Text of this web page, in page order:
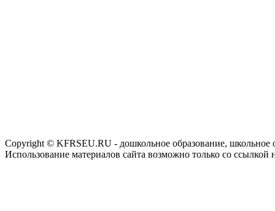
Copyright © KFRSEU.RU - дошкольное образование, школьное
Использование материалов сайта возможно только со ссылкой